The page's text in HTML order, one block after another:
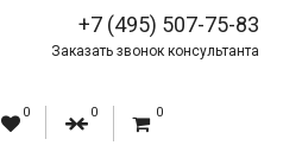
+7 (495) 507-75-83
Заказать звонок консультанта
0 0 0